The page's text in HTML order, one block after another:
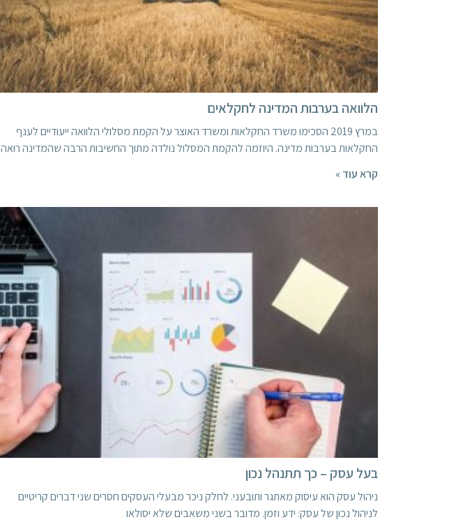
הלוואה בערבות המדינה לחקלאים
במרץ 2019 הסכימו משרד החקלאות ומשרד האוצר על הקמת מסלולי הלוואה ייעודיים לענף
החקלאות בערבות מדינה. היוזמה להקמת המסלול נולדה מתוך החשיבות הרבה שהמדינה רואה
קרא עוד »
בעל עסק – כך תתנהל נכון
ניהול עסק הוא עיסוק מאתגר ותובעני. לחלק ניכר מבעלי העסקים חסרים שני דברים קריטיים
לניהול נכון של עסק: ידע וזמן. מדובר בשני משאבים שלא יסולאו